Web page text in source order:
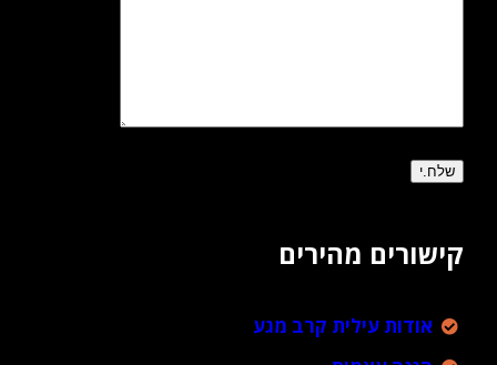
קישורים מהירים
אודות עילית קרב מגע